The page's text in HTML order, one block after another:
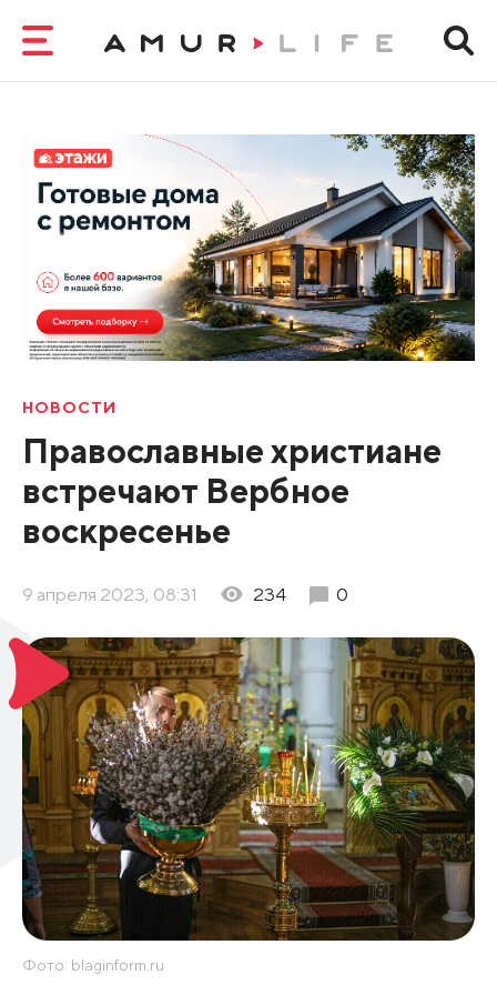
НОВОСТИ
Православные христиане
встречают Вербное
воскресенье
9 апреля 2023, 08:31 234 0
Фото: blaginform.ru